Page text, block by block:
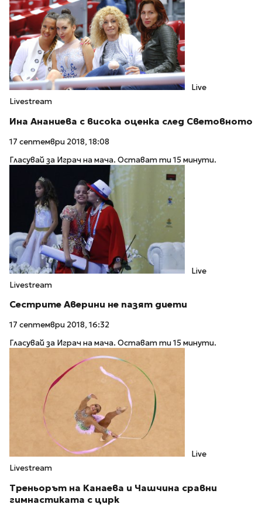
Live
Livestream
Ина Ананиева с висока оценка след Световното
17 септември 2018, 18:08
Гласувай за Играч на мача. Остават ти 15 минути.
Live
Livestream
Сестрите Аверини не пазят диети
17 септември 2018, 16:32
Гласувай за Играч на мача. Остават ти 15 минути.
Live
Livestream
Треньорът на Канаева и Чашчина сравни
гимнастиката с цирк